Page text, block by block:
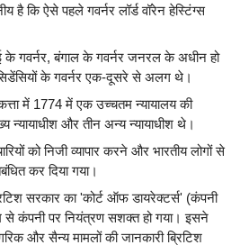
है कि ऐसे पहले गवर्नर लॉर्ड वॉरेन हेस्टिंग्स
के गवर्नर, बंगाल के गवर्नर जनरल के अधीन हो
के गवर्नर एक-दूसरे से अलग थे।
में 1774 में एक उच्चतम न्यायालय की
न्यायाधीश और तीन अन्य न्यायाधीश थे।
को निजी व्यापार करने और भारतीय लोगों से
कर दिया गया।
सरकार का 'कोर्ट ऑफ डायरेक्टर्स' (कंपनी
से कंपनी पर नियंत्रण सशक्त हो गया। इसने
और सैन्य मामलों की जानकारी ब्रिटिश